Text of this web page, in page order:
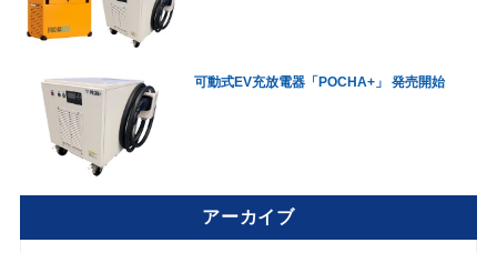
可動式EV充放電器「POCHA+」 発売開始
アーカイブ